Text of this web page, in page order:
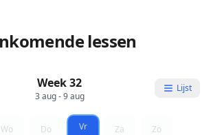
lessen
Week 32
3 aug - 9 aug
Lijst
Wo Do Vr Za Zo